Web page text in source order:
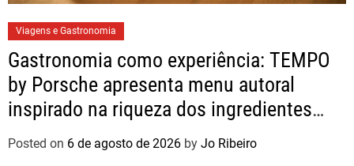
Viagens e Gastronomia
Gastronomia como experiência: TEMPO
by Porsche apresenta menu autoral
inspirado na riqueza dos ingredientes
brasileiros
Posted on 6 de agosto de 2026 by Jo Ribeiro